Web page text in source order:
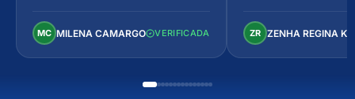
MC MILENA CAMARGO VERIFICADA
Perfeito!
ZR ZENHA REGINA